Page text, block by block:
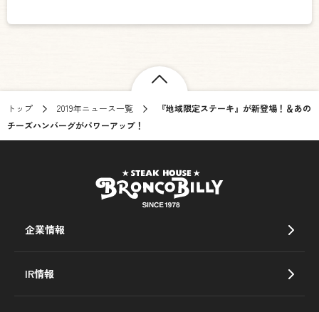
トップ 2019年ニュース一覧
『地域限定ステーキ』が新登場！＆あの
チーズハンバーグがパワーアップ！
企業情報
IR情報